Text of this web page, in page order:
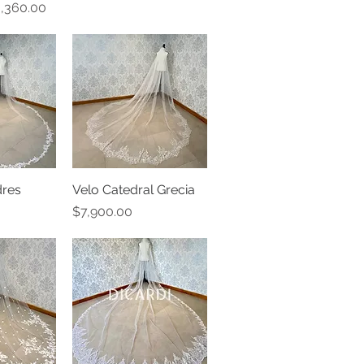
de oferta
Vista rápida
Velo Catedral Grecia
Precio
$7,900.00